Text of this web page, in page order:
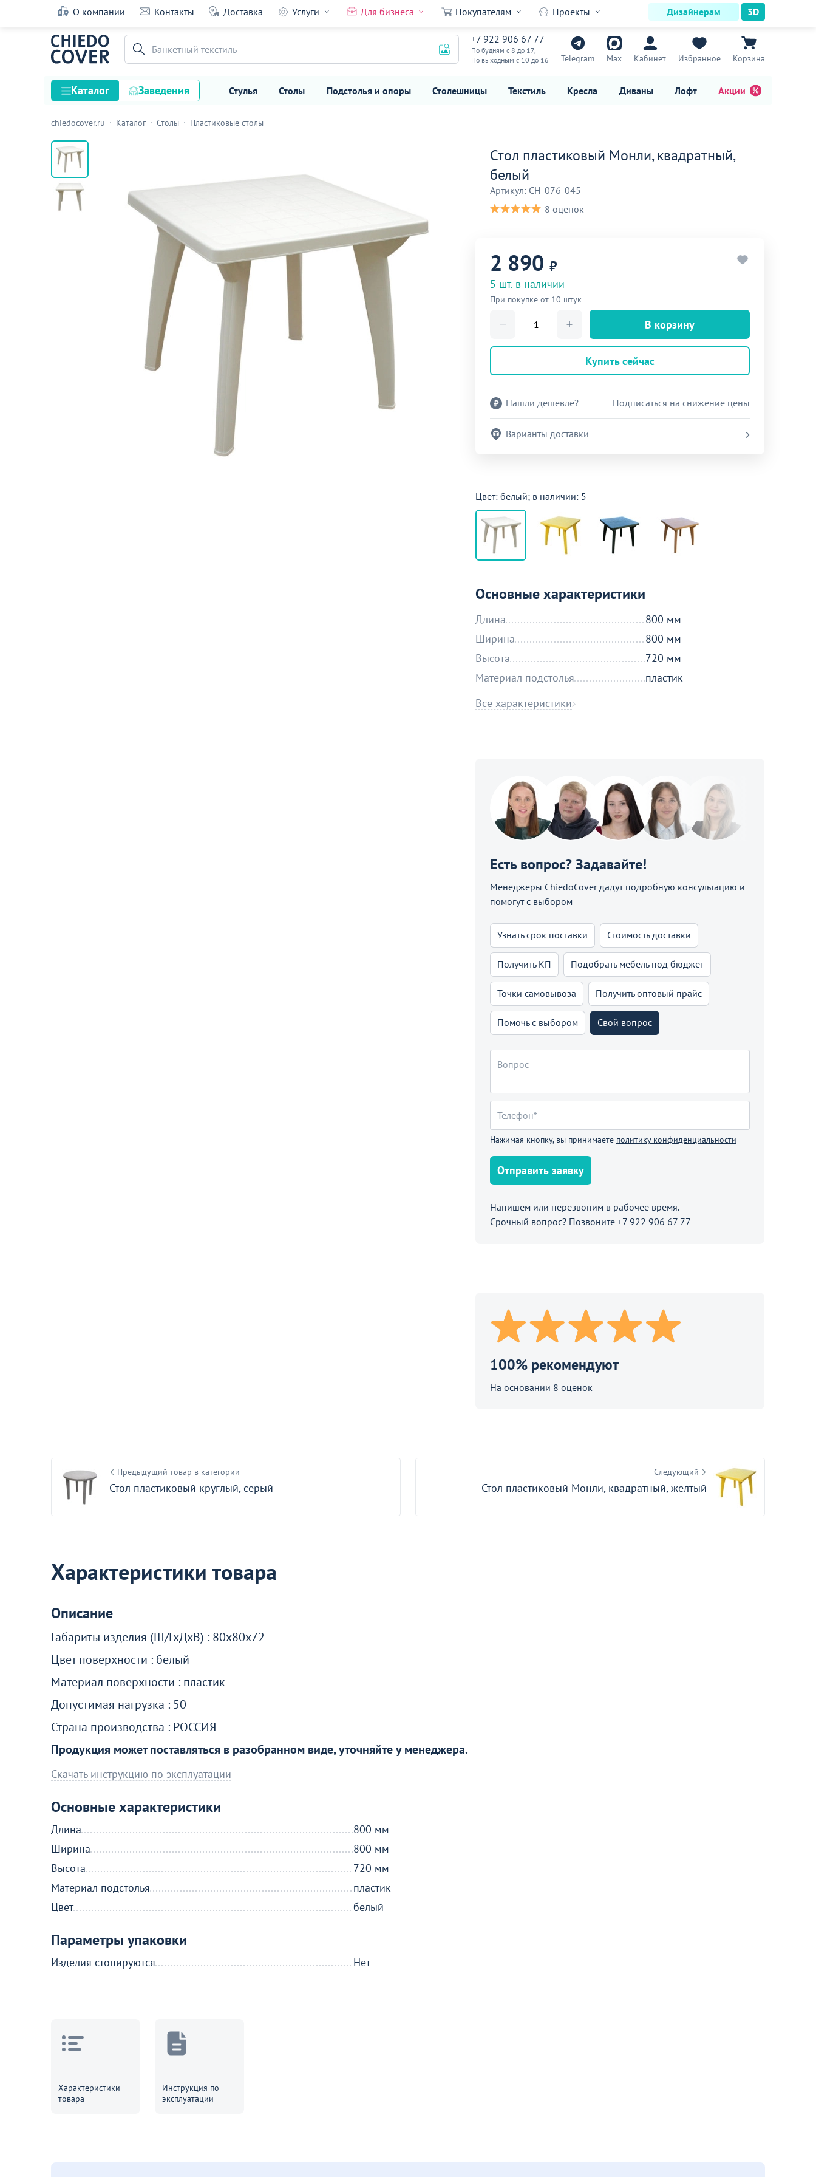
О компании Контакты Доставка Услуги Для бизнеса Покупателям Проекты Дизайнерам 3D
+7 922 906 67 77
По будням с 8 до 17,
По выходным с 10 до 16
Telegram Max Кабинет Избранное Корзина
Банкетный текстиль
Каталог Заведения Стулья Столы Подстолья и опоры Столешницы Текстиль Кресла Диваны Лофт Акции
Стулья
Столы
Подстолья и опоры
Столешницы
Текстиль
Мебель для хранения
Корпусная мебель
Стол пластиковый Монли, квадратный, белый
8 оценок
2 890
chiedocover.ru Каталог Столы Пластиковые столы
Стол пластиковый Монли, квадратный,
белый
Артикул: CH-076-045
8 оценок
2 890 ₽
5 шт. в наличии
При покупке от 10 штук
В корзину
Купить сейчас
Нашли дешевле? Подписаться на снижение цены
Варианты доставки
Цвет: белый; в наличии: 5
Основные характеристики
Длина
800 мм
Ширина
800 мм
Высота
720 мм
Материал подстолья
пластик
Все характеристики
Есть вопрос? Задавайте!
Менеджеры ChiedoCover дадут подробную консультацию и
помогут с выбором
Узнать срок поставки Стоимость доставки
Получить КП Подобрать мебель под бюджет
Точки самовывоза Получить оптовый прайс
Помочь с выбором Свой вопрос
Нажимая кнопку, вы принимаете политику конфиденциальности
Отправить заявку
Напишем или перезвоним в рабочее время.
Срочный вопрос? Позвоните +7 922 906 67 77
100% рекомендуют
На основании 8 оценок
Предыдущий товар в категории
Стол пластиковый круглый, серый
Следующий
Стол пластиковый Монли, квадратный, желтый
Характеристики товара
Описание
Габариты изделия (Ш/ГхДхВ) : 80х80х72
Цвет поверхности : белый
Материал поверхности : пластик
Допустимая нагрузка : 50
Страна производства : РОССИЯ
Продукция может поставляться в разобранном виде, уточняйте у менеджера.
Скачать инструкцию по эксплуатации
Основные характеристики
Длина
800 мм
Ширина
800 мм
Высота
720 мм
Материал подстолья
пластик
Цвет
белый
Параметры упаковки
Изделия стопируются Нет
Характеристики
товара
Инструкция по
эксплуатации
В корзине
Пожизненная гарантия
Перейдите, чтобы узнать подробности